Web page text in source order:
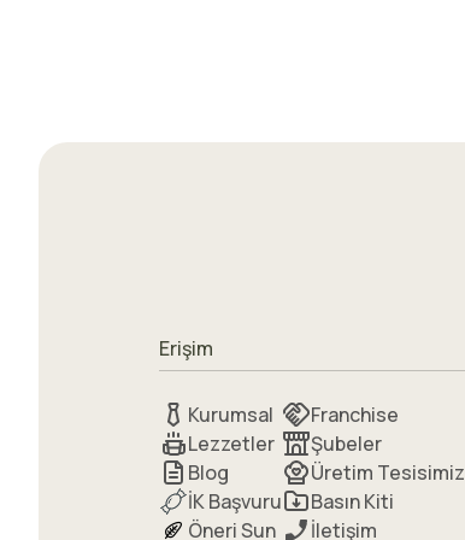
Erişim
Kurumsal
Lezzetler
Blog
İK Başvuru
Öneri Sun
Franchise
Şubeler
Üretim Tesisimiz
Basın Kiti
İletişim